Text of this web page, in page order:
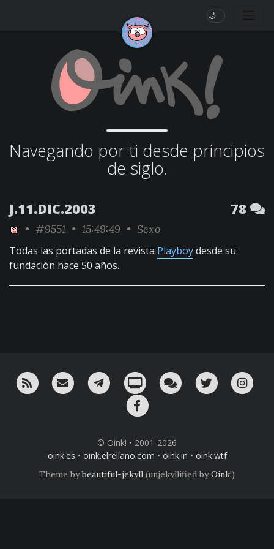
🌙
Navegando por ti desde principios
de siglo.
J.11.DIC.2003 78
• #9551 • 15:49:49 • Sexo
Todas las portadas de la revista Playboydesde su
fundación hace 50 años.
RSS ¡Mándame un email!¡Nuestro canal en Telegram!
Oink! TV Charla con nosotros
Twitter
© Oink! • 2001-2026
oink.es • oink.elrellano.com • oink.in • oink.wtf
Theme bybeautiful-jekyll (unjekyllified byOink!)